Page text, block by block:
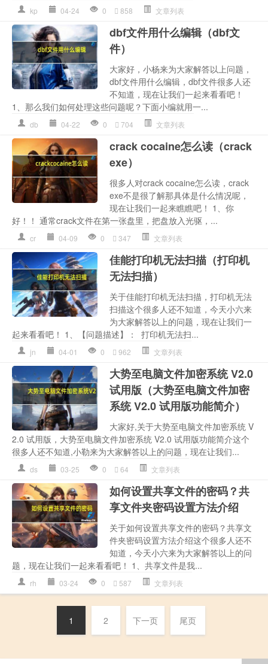
kp 04-24 0 858 文章列表
dbf文件用什么编辑（dbf文
件）
大家好，小杨来为大家解答以上问题，
dbf文件用什么编辑，dbf文件很多人还
不知道，现在让我们一起来看看吧！
1、那么我们如何处理这些问题呢？下面小编就用一...
db 04-22 0 704 文章列表
crack cocaine怎么读（crack
exe）
很多人对crack cocaine怎么读，crack
exe不是很了解那具体是什么情况呢，
现在让我们一起来瞧瞧吧！ 1、你
好！！ 通常crack文件在第一张盘里，把盘放入光驱，...
cr 04-09 0 347 文章列表
佳能打印机无法扫描（打印机
无法扫描）
关于佳能打印机无法扫描，打印机无法
扫描这个很多人还不知道，今天小六来
为大家解答以上的问题，现在让我们一
起来看看吧！ 1、【问题描述】： 打印机无法扫...
jn 04-01 0 962 文章列表
大势至电脑文件加密系统 V2.0
试用版（大势至电脑文件加密
系统 V2.0 试用版功能简介）
大家好,关于大势至电脑文件加密系统 V
2.0 试用版，大势至电脑文件加密系统 V2.0 试用版功能简介这个
很多人还不知道,小勒来为大家解答以上的问题，现在让我们...
ds 03-25 0 64 文章列表
如何设置共享文件的密码？共
享文件夹密码设置方法介绍
关于如何设置共享文件的密码？共享文
件夹密码设置方法介绍这个很多人还不
知道，今天小六来为大家解答以上的问
题，现在让我们一起来看看吧！ 1、共享文件是我...
rh 03-24 0 587 文章列表
1 2 下一页 尾页